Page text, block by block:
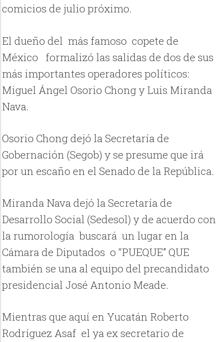
comicios de julio próximo.
El dueño del más famoso copete de
México formalizó las salidas de dos de sus
más importantes operadores políticos:
Miguel Ángel Osorio Chong y Luis Miranda
Nava.
Osorio Chong dejó la Secretaría de
Gobernación (Segob) y se presume que irá
por un escaño en el Senado de la República.
Miranda Nava dejó la Secretaría de
Desarrollo Social (Sedesol) y de acuerdo con
la rumorología buscará un lugar en la
Cámara de Diputados o “PUEQUE” QUE
también se una al equipo del precandidato
presidencial José Antonio Meade.
Mientras que aquí en Yucatán Roberto
Rodríguez Asaf el ya ex secretario de